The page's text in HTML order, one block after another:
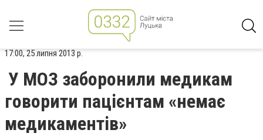
17:00, 25 липня 2013 р.
У МОЗ заборонили медикам
говорити пацієнтам «немає
медикаментів»